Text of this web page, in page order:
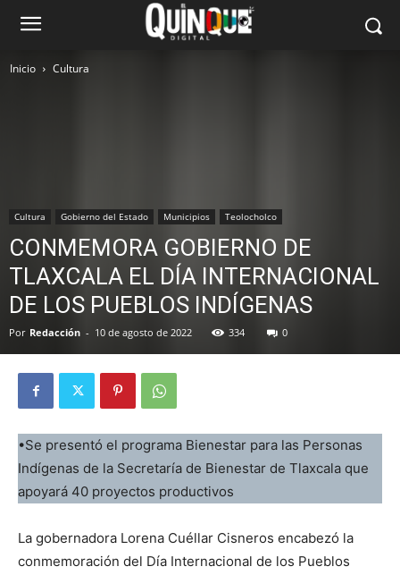
Inicio Cultura
Cultura Gobierno del Estado Municipios Teolocholco
CONMEMORA GOBIERNO DE
TLAXCALA EL DÍA INTERNACIONAL
DE LOS PUEBLOS INDÍGENAS
Por Redacción - 10 de agosto de 2022 334 0
•Se presentó el programa Bienestar para las Personas
Indígenas de la Secretaría de Bienestar de Tlaxcala que
apoyará 40 proyectos productivos
La gobernadora Lorena Cuéllar Cisneros encabezó la
conmemoración del Día Internacional de los Pueblos